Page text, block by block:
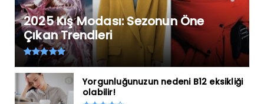
2025 Kış Modası: Sezonun Öne
Çıkan Trendleri
Yorgunluğunuzun nedeni B12 eksikliği
olabilir!